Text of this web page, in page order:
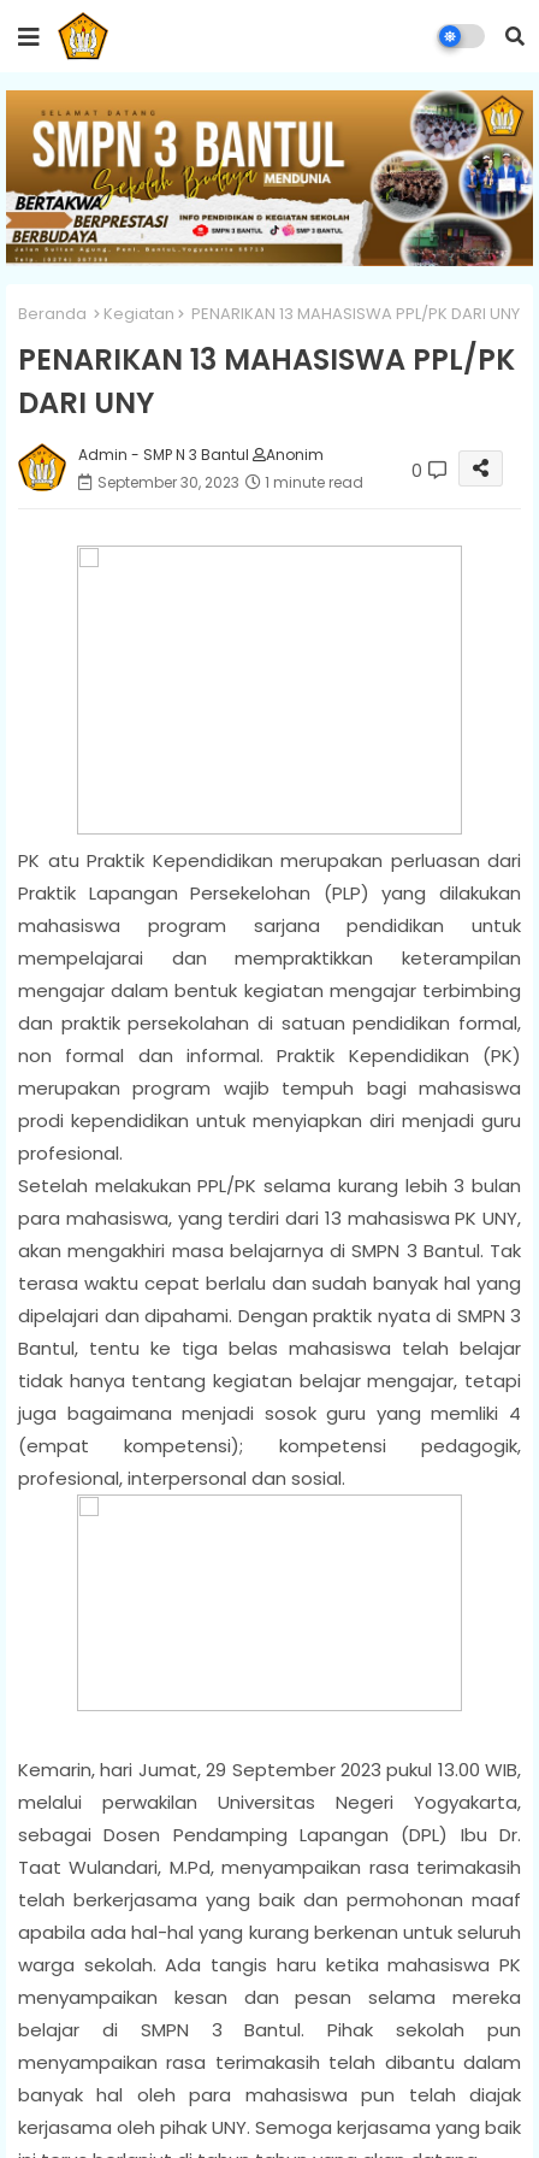
Beranda Kegiatan PENARIKAN 13 MAHASISWA PPL/PK DARI UNY
PENARIKAN 13 MAHASISWA PPL/PK
DARI UNY
Admin - SMP N 3 Bantul
Anonim
September 30, 2023
1 minute read 0
PK atu Praktik Kependidikan merupakan perluasan dari
Praktik Lapangan Persekelohan (PLP) yang dilakukan
mahasiswa program sarjana pendidikan untuk
mempelajarai dan mempraktikkan keterampilan
mengajar dalam bentuk kegiatan mengajar terbimbing
dan praktik persekolahan di satuan pendidikan formal,
non formal dan informal. Praktik Kependidikan (PK)
merupakan program wajib tempuh bagi mahasiswa
prodi kependidikan untuk menyiapkan diri menjadi guru
profesional.
Setelah melakukan PPL/PK selama kurang lebih 3 bulan
para mahasiswa, yang terdiri dari 13 mahasiswa PK UNY,
akan mengakhiri masa belajarnya di SMPN 3 Bantul. Tak
terasa waktu cepat berlalu dan sudah banyak hal yang
dipelajari dan dipahami. Dengan praktik nyata di SMPN 3
Bantul, tentu ke tiga belas mahasiswa telah belajar
tidak hanya tentang kegiatan belajar mengajar, tetapi
juga bagaimana menjadi sosok guru yang memliki 4
(empat kompetensi); kompetensi pedagogik,
profesional, interpersonal dan sosial.
Kemarin, hari Jumat, 29 September 2023 pukul 13.00 WIB,
melalui perwakilan Universitas Negeri Yogyakarta,
sebagai Dosen Pendamping Lapangan (DPL) Ibu Dr.
Taat Wulandari, M.Pd, menyampaikan rasa terimakasih
telah berkerjasama yang baik dan permohonan maaf
apabila ada hal-hal yang kurang berkenan untuk seluruh
warga sekolah. Ada tangis haru ketika mahasiswa PK
menyampaikan kesan dan pesan selama mereka
belajar di SMPN 3 Bantul. Pihak sekolah pun
menyampaikan rasa terimakasih telah dibantu dalam
banyak hal oleh para mahasiswa pun telah diajak
kerjasama oleh pihak UNY. Semoga kerjasama yang baik